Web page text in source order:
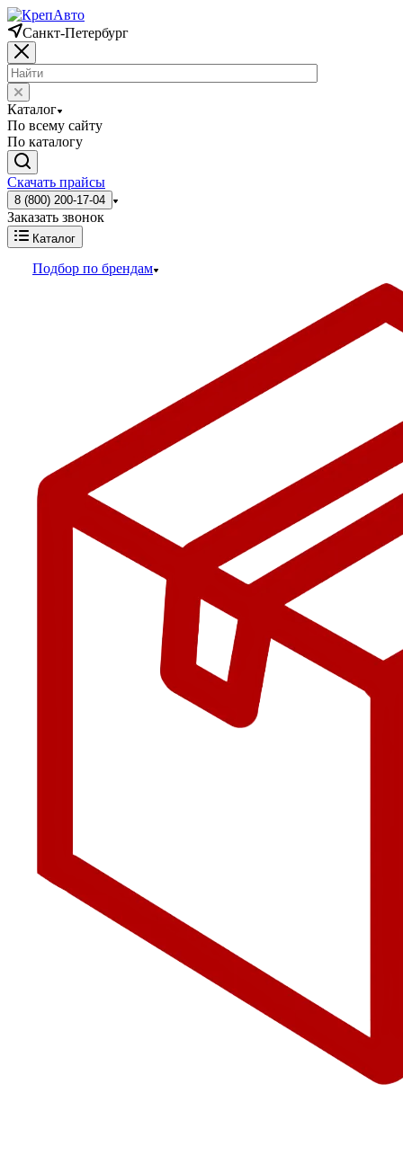
Санкт-Петербург
Каталог
По всему сайту
По каталогу
Скачать прайсы
8 (800) 200-17-04
Заказать звонок
Каталог
Подбор по брендам